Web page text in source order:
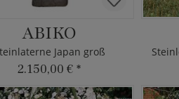
ABIKO
Japan groß
2.150,00 € *